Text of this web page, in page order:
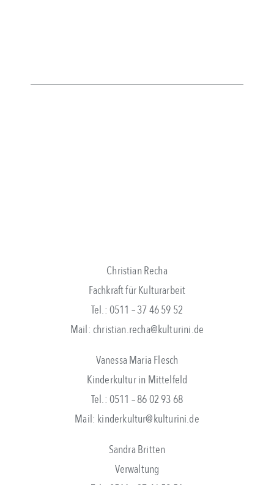
Christian Recha
Fachkraft für Kulturarbeit
Tel.: 0511 – 37 46 59 52
Mail: christian.recha@kulturini.de
Vanessa Maria Flesch
Kinderkultur in Mittelfeld
Tel.: 0511 – 86 02 93 68
Mail: kinderkultur@kulturini.de
Sandra Britten
Verwaltung